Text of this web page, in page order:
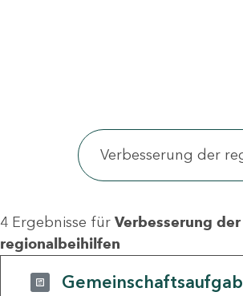
4 Ergebnisse für Verbesserung
regionalbeihilfen